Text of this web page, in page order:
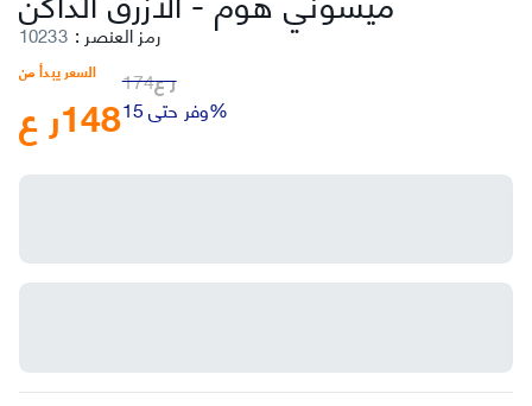
رمز العنصر :
10233
السعر يبدأ من
ر ع148
ر ع174
وفر حتى 15%